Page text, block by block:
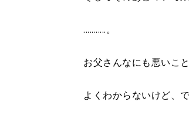
...........。
お父さんなにも悪いこ
よくわからないけど、で